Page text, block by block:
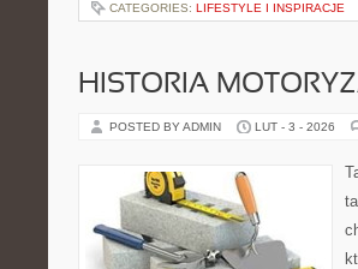
CATEGORIES: LIFESTYLE I INSPIRACJE
HISTORIA
POSTED BY ADMIN LUT - 3 - 2026